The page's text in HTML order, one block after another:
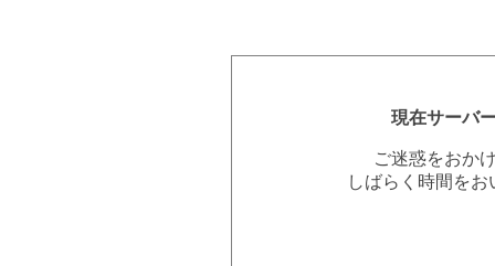
現在サーバ
ご迷惑をおか
しばらく時間を